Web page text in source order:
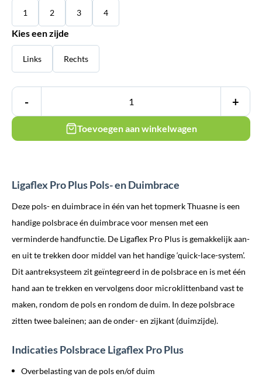
1 2 3 4
Kies een zijde
Links Rechts
- +
Toevoegen aan winkelwagen
Ligaflex Pro Plus Pols- en Duimbrace
Deze pols- en duimbrace in één van het topmerk Thuasne is een
handige polsbrace én duimbrace voor mensen met een
verminderde handfunctie. De Ligaflex Pro Plus is gemakkelijk aan-
en uit te trekken door middel van het handige ‘quick-lace-system’.
Dit aantreksysteem zit geïntegreerd in de polsbrace en is met één
hand aan te trekken en vervolgens door microklittenband vast te
maken, rondom de pols en rondom de duim. In deze polsbrace
zitten twee baleinen; aan de onder- en zijkant (duimzijde).
Indicaties Polsbrace Ligaflex Pro Plus
Overbelasting van de pols en/of duim